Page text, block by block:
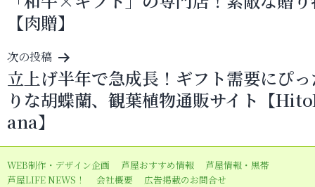
ナ
ビ
ゲ
ー
シ
ョ
ン
【肉贈】
次の投稿
立上げ半年で急成長！ギフト需要にぴ
りな胡蝶蘭、観葉植物通販サイト【
ana】
WEB制作・デザイン企画 芦屋おすすめ情報
芦屋情報・黒帯
芦屋LIFE NEWS！
会社概要 広告掲載のお問合せ